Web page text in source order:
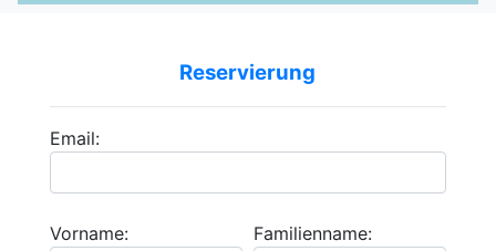
Reservierung
Email:
Vorname: Familienname: